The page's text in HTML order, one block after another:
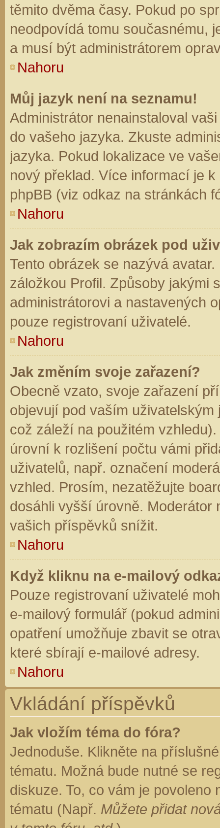
těmito dvěma časy. Pokud po
neodpovídá tomu současnému,
a musí být administrátorem
Nahoru
Můj jazyk není na seznamu!
Administrátor nenainstaloval
do vašeho jazyka. Zkuste
jazyka. Pokud lokalizace ve
nový překlad. Více informací je
phpBB (viz odkaz na stránkách
Nahoru
Jak zobrazím obrázek pod
Tento obrázek se nazývá
záložkou Profil. Způsoby jakými
administrátorovi a nastavených
pouze registrovaní uživatelé.
Nahoru
Jak změním svoje zařazení?
Obecně vzato, svoje zařazení
objevují pod vaším
což záleží na použitém
úrovní k rozlišení počtu vámi
uživatelů, např. označení
vzhled. Prosím, nezatěžujte
dosáhli vyšší úrovně. Moderátor
vašich příspěvků snížit.
Nahoru
Když kliknu na e-mailový
Pouze registrovaní uživatelé
e-mailový formulář (pokud
opatření umožňuje zbavit se
které sbírají e-mailové adresy.
Nahoru
Vkládání příspěvků
Jak vložím téma do fóra?
Jednoduše. Klikněte na
tématu. Možná bude nutné se
diskuze. To, co vám je
tématu (Např. Můžete přidat